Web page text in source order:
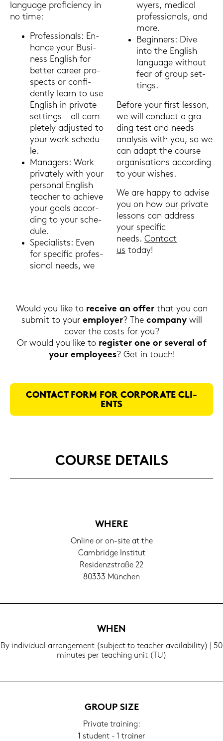
lan­guage pro­fi­ci­en­cy in
no time:
Pro­fes­sio­nals: En­
han­ce your Busi­
ness Eng­lish for
bet­ter ca­reer pro­
spects or con­fi­
dent­ly learn to use
Eng­lish in pri­va­te
set­tings – all com­
ple­te­ly ad­jus­ted to
your work sche­du­
le.
Ma­na­gers: Work
pri­va­te­ly with your
per­so­nal Eng­lish
tea­cher to achie­ve
your goals ac­cor­
ding to your sche­
du­le.
Spe­cia­lists: Even
for spe­ci­fic pro­fes­
sio­nal needs, we
wy­ers, me­di­cal
pro­fes­sio­nals, and
more.
Be­gin­ners: Dive
into the Eng­lish
lan­guage wit­hout
fear of group set­
tings.
Be­fo­re your first les­son,
we will con­duct a gra­
ding test and needs
ana­ly­sis with you, so we
can adapt the cour­se
or­ga­ni­sa­ti­ons ac­cor­ding
to your wis­hes.
We are happy to ad­vi­se
you on how our pri­va­te
les­sons can ad­dress
your spe­ci­fic
needs. Con­tact
us today!
Would you like tore­cei­ve an offerthat you can
sub­mit to your em­ploy­er? The com­pa­ny will
cover the costs for you?
Or would you like to re­gis­ter one or se­ve­r­al of
your em­ployees? Get in touch!
CON­TACT FORM FOR COR­PO­RA­TE CLI­
ENTS
COUR­SE DE­TAILS
WHERE
On­line or on-​site at the
Cam­bridge In­sti­tut
Re­si­denz­stra­ße 22
80333 Mün­chen
WHEN
By in­di­vi­du­al ar­ran­ge­ment (sub­ject to tea­cher availa­bi­li­ty) | 50
mi­nu­tes per tea­ching unit (TU)
GROUP SIZE
Pri­va­te trai­ning:
1 stu­dent - 1 trai­ner